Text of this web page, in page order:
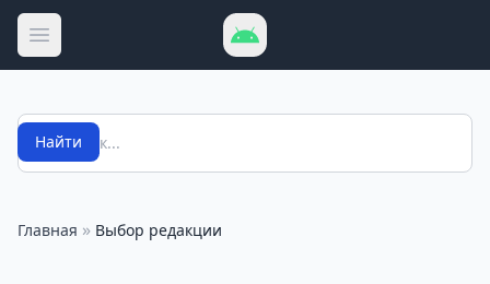
Открыть меню
Поиск
Найти
Главная » Выбор редакции